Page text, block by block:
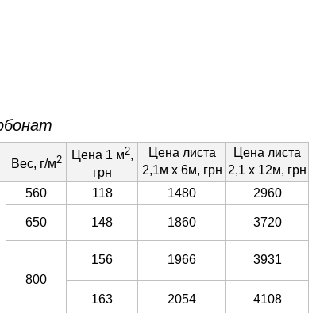
Вес, г/м2 Цена 1 м2,
грн
Цена листа
2,1м х 6м, грн
Цена листа
2,1 х 12м, грн
560 118 1480
2960
650 148 1860 3720
800
156 1966 3931
163 2054 4108